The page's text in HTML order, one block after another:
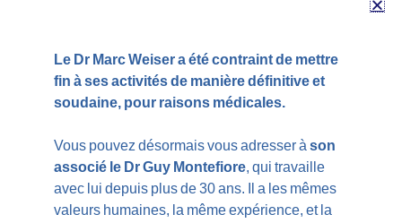
TÉMOIGNAGES PATIENTS
OPÉRATION DES YEUX À PARIS
La chirurgie réfractive
Opération de la myopie
Opération de l’hypermétropie
Le Dr Marc Weiser a été contraint de mettre
fin à ses activités de manière définitive et
soudaine, pour raisons médicales.
Vous pouvez désormais vous adresser à son
associé le Dr Guy Montefiore , qui travaille
avec lui depuis plus de 30 ans. Il a les mêmes
valeurs humaines, la même expérience, et la